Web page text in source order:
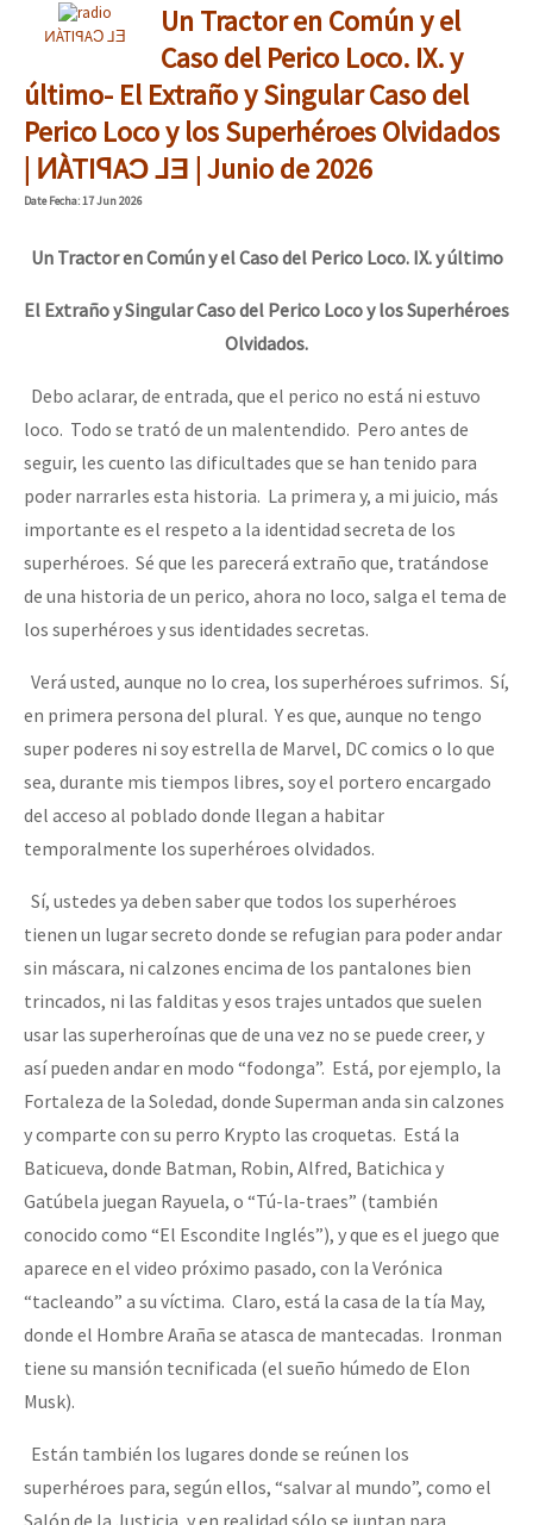
ͶÀTIꟼAƆ ⅃Ǝ
Un Tractor en Común y el
Caso del Perico Loco. IX. y
último- El Extraño y Singular Caso del
Perico Loco y los Superhéroes Olvidados
| ͶÀTIꟼAƆ ⅃Ǝ | Junio de 2026
DateFecha: 17 Jun 2026
Un Tractor en Común y el Caso del Perico Loco. IX. y último
El Extraño y Singular Caso del Perico Loco y los Superhéroes
Olvidados.
Debo aclarar, de entrada, que el perico no está ni estuvo
loco. Todo se trató de un malentendido. Pero antes de
seguir, les cuento las dificultades que se han tenido para
poder narrarles esta historia. La primera y, a mi juicio, más
importante es el respeto a la identidad secreta de los
superhéroes. Sé que les parecerá extraño que, tratándose
de una historia de un perico, ahora no loco, salga el tema de
los superhéroes y sus identidades secretas.
Verá usted, aunque no lo crea, los superhéroes sufrimos. Sí,
en primera persona del plural. Y es que, aunque no tengo
super poderes ni soy estrella de Marvel, DC comics o lo que
sea, durante mis tiempos libres, soy el portero encargado
del acceso al poblado donde llegan a habitar
temporalmente los superhéroes olvidados.
Sí, ustedes ya deben saber que todos los superhéroes
tienen un lugar secreto donde se refugian para poder andar
sin máscara, ni calzones encima de los pantalones bien
trincados, ni las falditas y esos trajes untados que suelen
usar las superheroínas que de una vez no se puede creer, y
así pueden andar en modo “fodonga”. Está, por ejemplo, la
Fortaleza de la Soledad, donde Superman anda sin calzones
y comparte con su perro Krypto las croquetas. Está la
Baticueva, donde Batman, Robin, Alfred, Batichica y
Gatúbela juegan Rayuela, o “Tú-la-traes” (también
conocido como “El Escondite Inglés”), y que es el juego que
aparece en el video próximo pasado, con la Verónica
“tacleando” a su víctima. Claro, está la casa de la tía May,
donde el Hombre Araña se atasca de mantecadas. Ironman
tiene su mansión tecnificada (el sueño húmedo de Elon
Musk).
Están también los lugares donde se reúnen los
superhéroes para, según ellos, “salvar al mundo”, como el
Salón de la Justicia, y en realidad sólo se juntan para